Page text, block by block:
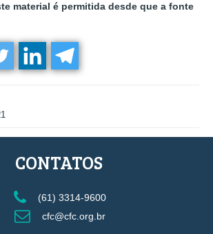
material é permitida desde que a fonte
CONTATOS
(61) 3314-9600
cfc@cfc.org.br